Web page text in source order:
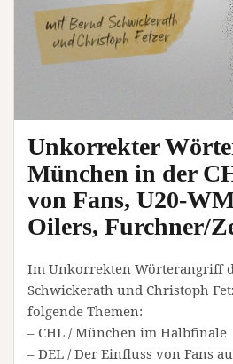
Unkorrekter
München in der
von Fans, U20-
Oilers, Furchner/
Im Unkorrekten Wörterangriff
Schwickerath und Christoph
folgende Themen:
– CHL / München im Halbfinale
– DEL / Der Einfluss von Fans